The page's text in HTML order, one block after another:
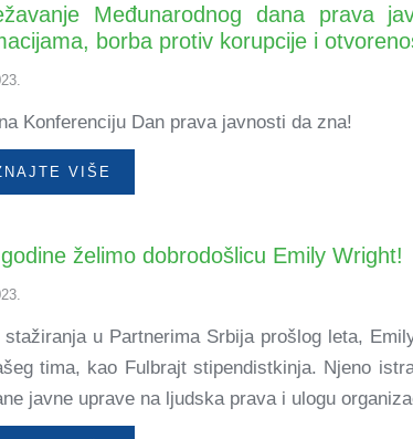
Međunarodnog dana prava
borba protiv korupcije i
Konferenciju Dan prava javnosti da zna!
VIŠE
želimo dobrodošlicu Emily Wright!
stažiranja u Partnerima Srbija prošlog leta,
tima, kao Fulbrajt stipendistkinja. Njeno
javne uprave na ljudska prava i ulogu